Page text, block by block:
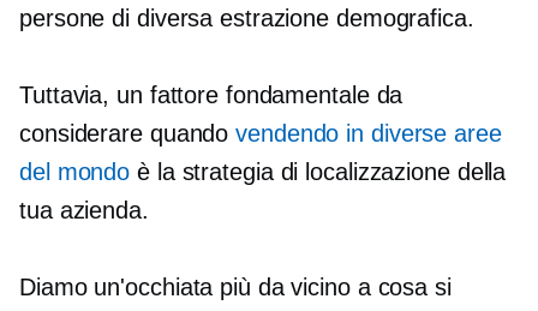
persone di diversa estrazione demografica.
Tuttavia, un fattore fondamentale da
considerare quandovendendo in diverse aree
del mondo è la strategia di localizzazione della
tua azienda.
Diamo un'occhiata più da vicino a cosa si